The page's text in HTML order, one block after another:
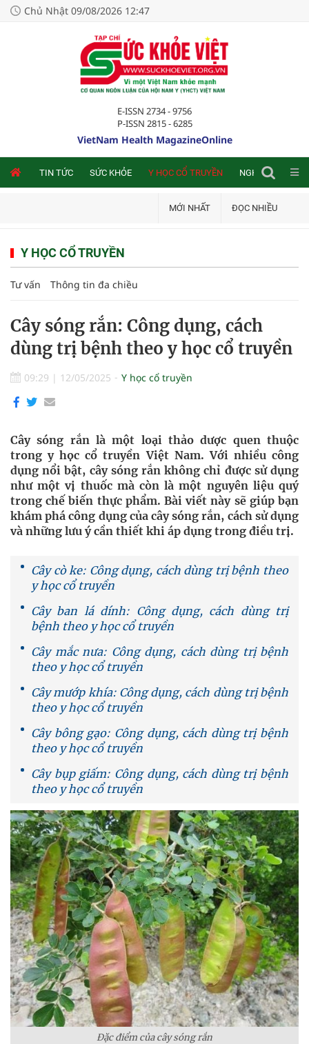
Chủ Nhật 09/08/2026 12:47
E-ISSN 2734 - 9756
P-ISSN 2815 - 6285
VietNam Health MagazineOnline
TIN TỨC SỨC KHỎE Y HỌC CỔ TRUYỀN NGHIÊN CỨU
MỚI NHẤT ĐỌC NHIỀU
Y HỌC CỔ TRUYỀN
Tư vấn Thông tin đa chiều
Cây sóng rắn: Công dụng, cách
dùng trị bệnh theo y học cổ truyền
09:29 | 12/05/2025 Y học cổ truyền
Cây sóng rắn là một loại thảo dược quen thuộc
trong y học cổ truyền Việt Nam. Với nhiều công
dụng nổi bật, cây sóng rắn không chỉ được sử dụng
như một vị thuốc mà còn là một nguyên liệu quý
trong chế biến thực phẩm. Bài viết này sẽ giúp bạn
khám phá công dụng của cây sóng rắn, cách sử dụng
và những lưu ý cần thiết khi áp dụng trong điều trị.
Cây cò ke: Công dụng, cách dùng trị bệnh theo
y học cổ truyền
Cây ban lá dính: Công dụng, cách dùng trị
bệnh theo y học cổ truyền
Cây mắc nưa: Công dụng, cách dùng trị bệnh
theo y học cổ truyền
Cây mướp khía: Công dụng, cách dùng trị bệnh
theo y học cổ truyền
Cây bông gạo: Công dụng, cách dùng trị bệnh
theo y học cổ truyền
Cây bụp giấm: Công dụng, cách dùng trị bệnh
theo y học cổ truyền
Đặc điểm của cây sóng rắn